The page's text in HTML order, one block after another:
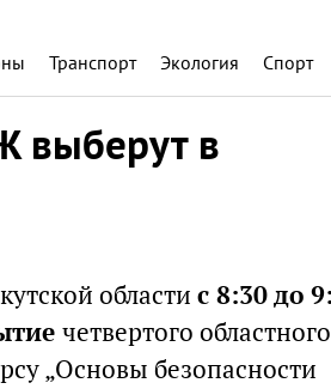
Транспорт Экология Спорт
выберут в
области с 8:30 до
четвертого
„Основы безопасности